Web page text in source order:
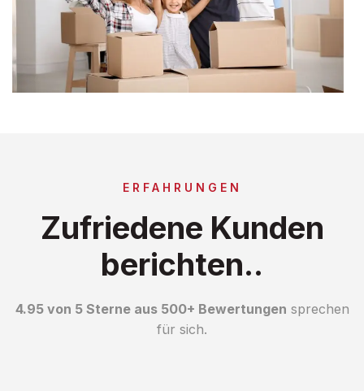
ERFAHRUNGEN
Zufriedene Kunden
berichten..
4.95 von 5 Sterne aus 500+ Bewertungen sprechen
für sich.